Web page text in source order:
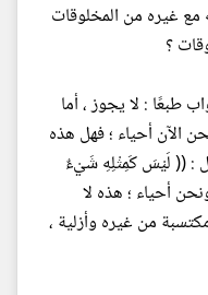
مع غيره من المخلوقات
؟
طبعًا : لا يجوز ، أما
الآن أحياء ؛ فهل هذه
: (( لَيْسَ كَمِثْلِهِ شَيْءٌ
أحياء ؛ هذه لا
من غيره وأزلية ،